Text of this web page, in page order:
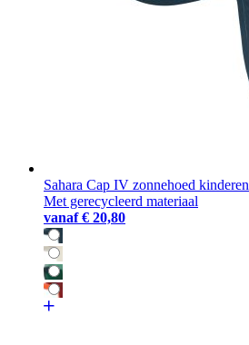
Sahara Cap IV zonnehoed kinderen
Met gerecycleerd materiaal
vanaf € 20,80